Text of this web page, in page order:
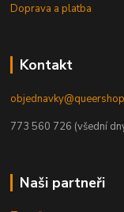
Doprava a platba
Kontakt
773 560 726 (všední
Naši partneři